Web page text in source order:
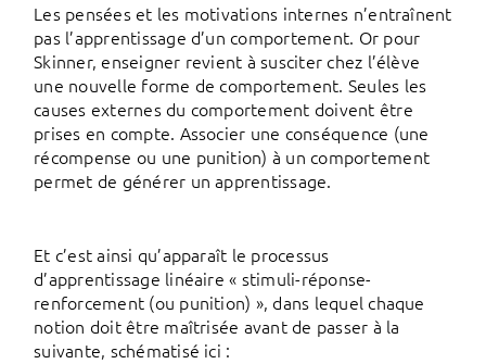
Les pensées et les motivations internes n’entraînent
pas l’apprentissage d’un comportement. Or pour
Skinner, enseigner revient à susciter chez l’élève
une nouvelle forme de comportement. Seules les
causes externes du comportement doivent être
prises en compte. Associer une conséquence (une
récompense ou une punition) à un comportement
permet de générer un apprentissage.
Et c’est ainsi qu’apparaît le processus
d’apprentissage linéaire « stimuli-réponse-
renforcement (ou punition) », dans lequel chaque
notion doit être maîtrisée avant de passer à la
suivante, schématisé ici :